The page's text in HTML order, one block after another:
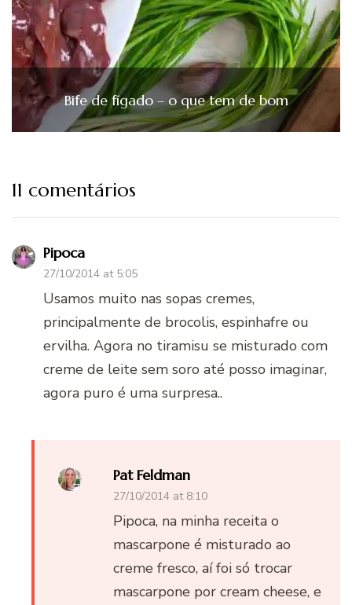
Bife de fígado – o que tem de bom
11 comentários
Pipoca
27/10/2014 at 5:05
Usamos muito nas sopas cremes,
principalmente de brocolis, espinhafre ou
ervilha. Agora no tiramisu se misturado com
creme de leite sem soro até posso imaginar,
agora puro é uma surpresa..
Pat Feldman
27/10/2014 at 8:10
Pipoca, na minha receita o
mascarpone é misturado ao
creme fresco, aí foi só trocar
mascarpone por cream cheese, e